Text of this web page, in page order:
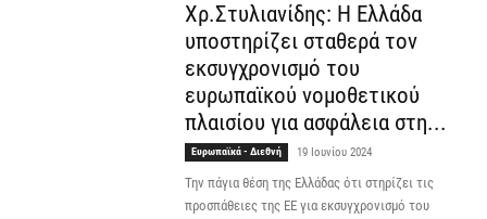
Xρ.Στυλιανίδης: Η Ελλάδα
υποστηρίζει σταθερά τον
εκσυγχρονισμό του
ευρωπαϊκού νομοθετικού
πλαισίου για ασφάλεια στη...
Ευρωπαϊκά - Διεθνή 19 Ιουνίου 2024
Την πάγια θέση της Ελλάδας ότι στηρίζει τις
προσπάθειες της EE για εκσυγχρονισμό του